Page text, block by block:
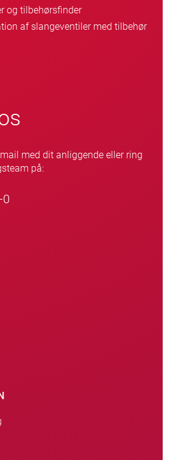
og tilbehørsfinder
af slangeventiler med tilbehør
med dit anliggende eller ring
på:
0